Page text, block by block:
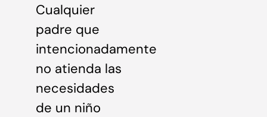
Cualquier
padre que
intencionadamente
no atienda las
necesidades
de un niño